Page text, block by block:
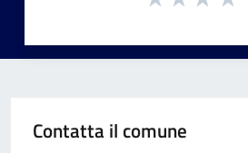
Contatta il comune